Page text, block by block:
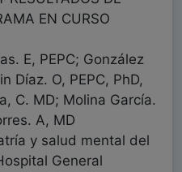
EN CURSO
E, PEPC; González
Díaz. O, PEPC, PhD,
C. MD; Molina García.
A, MD
y salud mental del
General